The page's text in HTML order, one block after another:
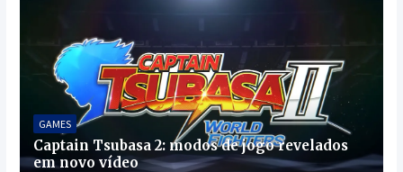
GAMES
Captain Tsubasa 2: modos de jogo revelados
em novo vídeo